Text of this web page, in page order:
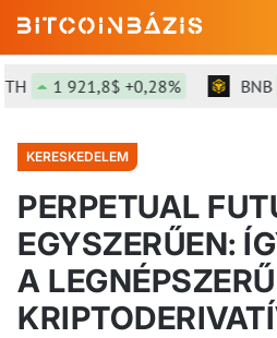
1 921,8$ +0,28% BNB
KERESKEDELEM
PERPETUAL
EGYSZERŰEN:
A